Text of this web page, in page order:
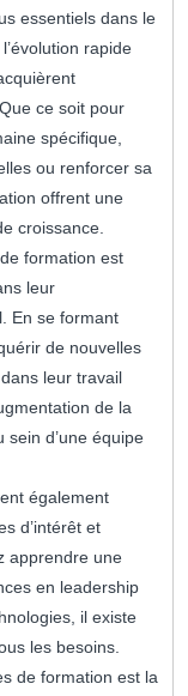
essentiels dans le
rapide
ce soit pour
spécifique,
ou renforcer sa
offrent une
croissance.
formation est
leur
En se formant
de nouvelles
leur travail
de la
d’une équipe
également
d’intérêt et
apprendre une
en leadership
il existe
les besoins.
de formation est la